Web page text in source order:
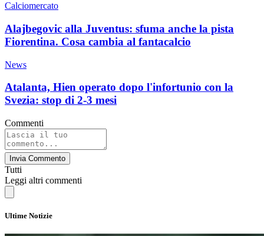
Calciomercato
Alajbegovic alla Juventus: sfuma anche la pista
Fiorentina. Cosa cambia al fantacalcio
News
Atalanta, Hien operato dopo l'infortunio con la
Svezia: stop di 2-3 mesi
Commenti
Invia Commento
Tutti
Leggi altri commenti
Ultime Notizie